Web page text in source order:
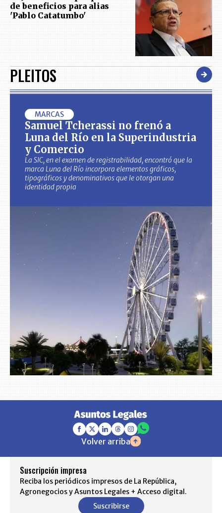
de beneficios para alias
'Pablo Catatumbo'
PLEITOS
MARCAS
Samuel Tcherassi no frenó a
Luna del Río en la Superindustria
y Comercio
La SIC, en el examen de registrabilidad, encontró que la
marca Luna del Río incorpora elementos gráficos,
tipográficos y denominativos que le otorgan una
identidad propia
Volver arriba
Suscripción impresa
Reciba los periódicos impresos de La República,
Agronegocios y Asuntos Legales + Acceso digital.
Suscribirse